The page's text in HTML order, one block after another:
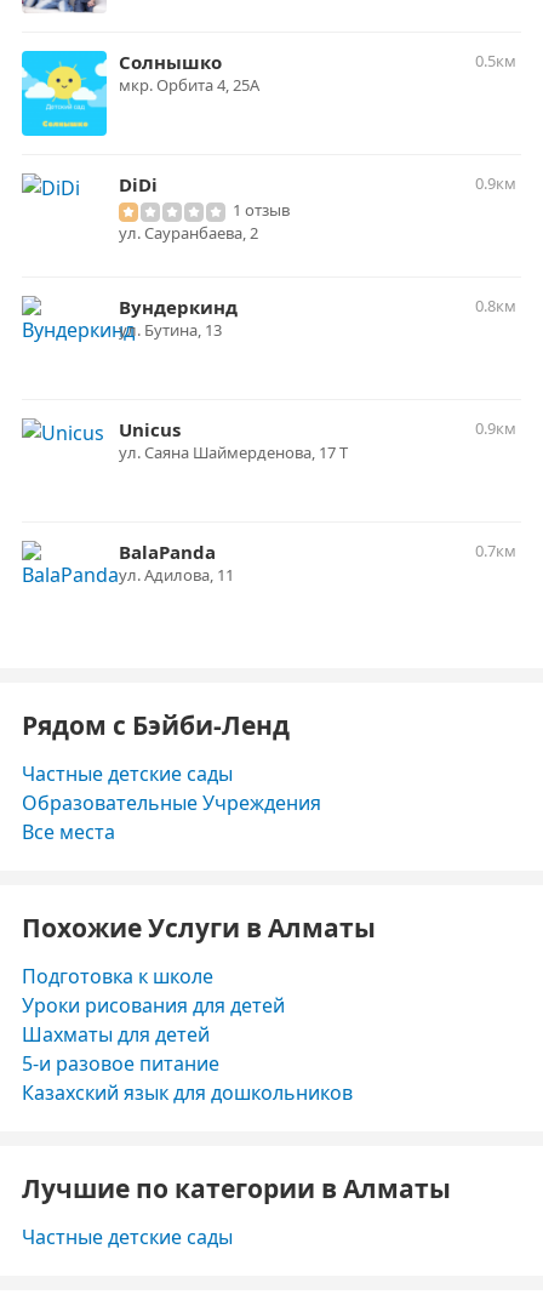
Солнышко
0.5км
мкр. Орбита 4, 25А
DiDi
0.9км
1 отзыв
ул. Сауранбаева, 2
Вундеркинд
0.8км
ул. ​Бутина, 13
Unicus
0.9км
ул. ​Саяна Шаймерденова, 17 Т
BalaPanda
0.7км
ул. Адилова, 11
Рядом с Бэйби-Ленд
Частные детские сады
Образовательные Учреждения
Все места
Похожие Услуги в Алматы
Подготовка к школе
Уроки рисования для детей
Шахматы для детей
5-и разовое питание
Казахский язык для дошкольников
Лучшие по категории в Алматы
Частные детские сады